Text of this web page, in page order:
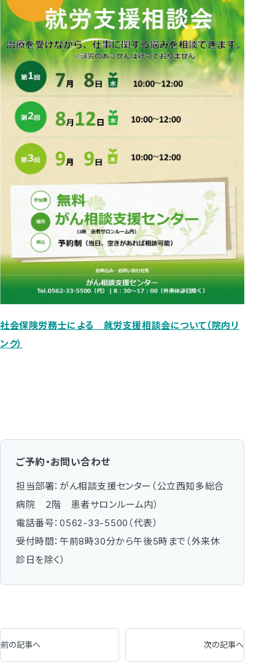
社会保険労務士による 就労支援相談会について（院内リ
ンク）
ご予約・お問い合わせ
担当部署：がん相談支援センター（公立西知多総合
病院 ２階 患者サロンルーム内）
電話番号： 0562-33-5500 （代表）
受付時間：午前8時30分から午後5時まで（外来休
診日を除く）
前の記事へ 次の記事へ